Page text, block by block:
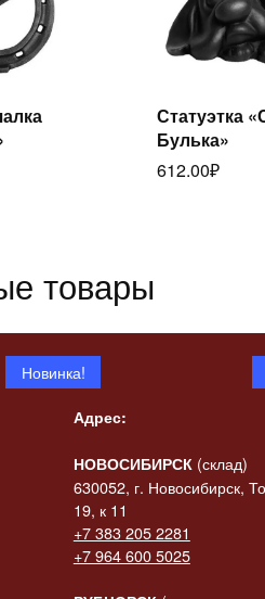
далее
Статуэтка
Булька»
612.00₽
товары
Новинка!
Статуэтка
баяном»
Адрес:
НОВОСИБИРСК (склад)
630052, г. Новосибирск,
19, к 11
+7 383 205 2281
+7 964 600 5025